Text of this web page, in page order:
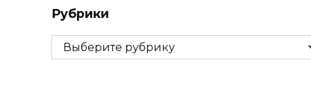
Рубрики
Рубрики